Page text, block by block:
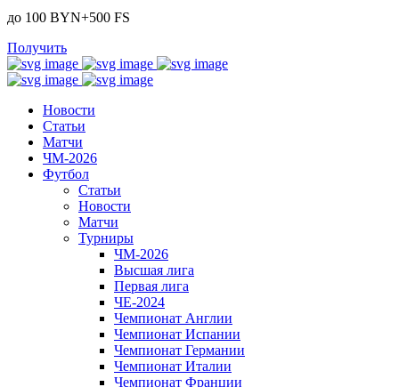
до 100 BYN+500 FS
Получить
Новости
Статьи
Матчи
ЧМ-2026
Футбол
Статьи
Новости
Матчи
Турниры
ЧМ-2026
Высшая лига
Первая лига
ЧЕ-2024
Чемпионат Англии
Чемпионат Испании
Чемпионат Германии
Чемпионат Италии
Чемпионат Франции